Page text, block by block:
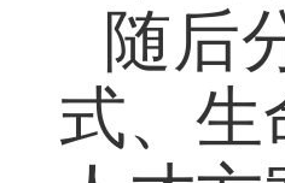
随后
式、